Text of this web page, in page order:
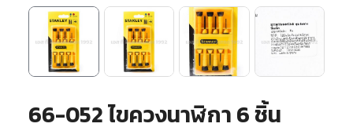
66-052 ไขควงนาฬิกา 6 ชิ้น